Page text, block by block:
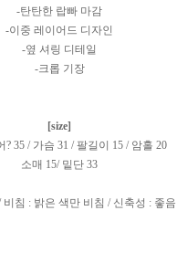
-탄탄한 랍빠 마감
-이중 레이어드 디자인
-옆 셔링 디테일
-크롭 기장
[size]
? 35 / 가슴 31 / 팔길이 15 / 암홀 20
소매 15/ 밑단 33
비침 : 밝은 색만 비침 / 신축성 : 좋음